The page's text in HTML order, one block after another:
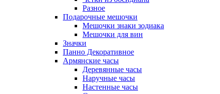
Разное
Подарочные мешочки
Мешочки знаки зодиака
Мешочки для вин
Значки
Панно Декоративное
Армянские часы
Деревянные часы
Наручные часы
Настенные часы